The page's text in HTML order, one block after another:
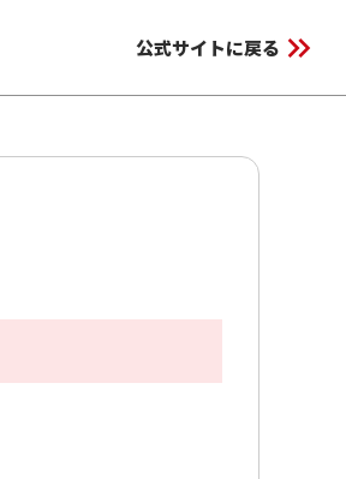
公式サイトに戻る keyboard_double_arrow_right